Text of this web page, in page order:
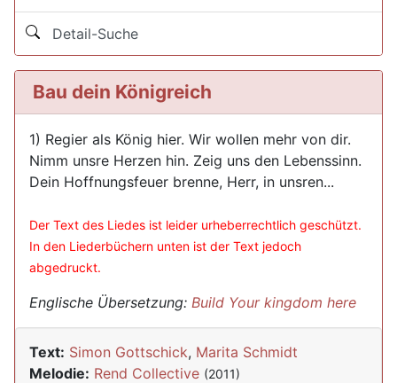
Detail-Suche
Bau dein Königreich
1) Regier als König hier. Wir wollen mehr von dir.
Nimm unsre Herzen hin. Zeig uns den Lebenssinn.
Dein Hoffnungsfeuer brenne, Herr, in unsren...
Der Text des Liedes ist leider urheberrechtlich geschützt.
In den Liederbüchern unten ist der Text jedoch
abgedruckt.
Englische Übersetzung: Build Your kingdom here
Text: Simon Gottschick, Marita Schmidt
Melodie: Rend Collective (2011)